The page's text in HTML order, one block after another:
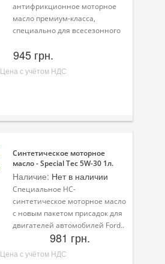
антифрикционное моторное
масло премиум-класса,
специально для всесезонного
945 грн.
Цена с учётом НДС
Синтетическое моторное
масло - Special Tec 5W-30 1л.
Наличие: Нет в наличии
Специальное НС-
синтетическое моторное масло
с новым пакетом присадок для
двигателей автомобилей Ford..
981 грн.
Цена с учётом НДС